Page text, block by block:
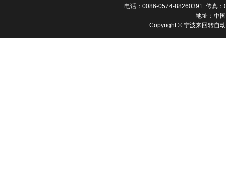
电话：0086-0574-88260391 传真
地址：中
Copyright © 宁波来回转自